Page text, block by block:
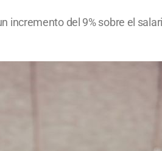
incremento del 9% sobre el